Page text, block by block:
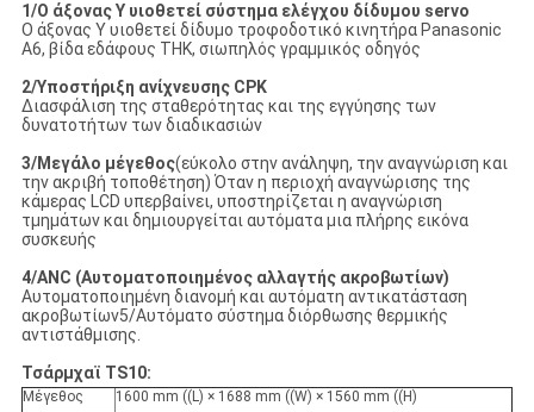
1/Ο άξονας Y υιοθετεί σύστημα ελέγχου δίδυμου servo
Ο άξονας Y υιοθετεί δίδυμο τροφοδοτικό κινητήρα Panasonic
A6, βίδα εδάφους THK, σιωπηλός γραμμικός οδηγός
2/Υποστήριξη ανίχνευσης CPK
Διασφάλιση της σταθερότητας και της εγγύησης των
δυνατοτήτων των διαδικασιών
3/Μεγάλο μέγεθος(εύκολο στην ανάληψη, την αναγνώριση και
την ακριβή τοποθέτηση) Όταν η περιοχή αναγνώρισης της
κάμερας LCD υπερβαίνει, υποστηρίζεται η αναγνώριση
τμημάτων και δημιουργείται αυτόματα μια πλήρης εικόνα
συσκευής
4/ANC (Αυτοματοποιημένος αλλαγτής ακροβωτίων)
Αυτοματοποιημένη διανομή και αυτόματη αντικατάσταση
ακροβωτίων5/Αυτόματο σύστημα διόρθωσης θερμικής
αντιστάθμισης.
Τσάρμχαϊ TS10:
Μέγεθος
1600 mm ((L) × 1688 mm ((W) × 1560 mm ((H)